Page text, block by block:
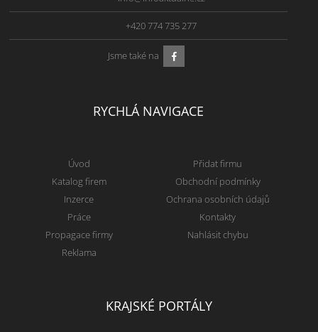
+420 774 735 277
Jsme také na
RYCHLÁ NAVIGACE
Úvod
Katalog firem
Inzerce
Práce
Propagace firmy
Reklama
Přidat firmu
Obchodní podmínky
Ochrana osobních údajů
Kontakty
Nahlásit chybu
KRAJSKÉ PORTÁLY